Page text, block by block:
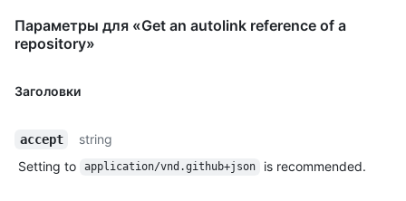
Параметры для «Get an autolink reference of a
repository»
Заголовки
accept
string
Setting to
application/vnd.github+json is recommended.